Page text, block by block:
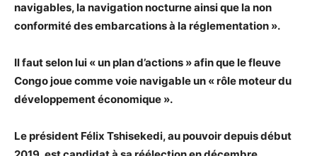
navigables, la navigation nocturne ainsi que la non
conformité des embarcations à la réglementation ».
Il faut selon lui « un plan d’actions » afin que le fleuve
Congo joue comme voie navigable un « rôle moteur du
développement économique ».
Le président Félix Tshisekedi, au pouvoir depuis début